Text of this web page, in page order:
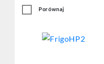
Porównaj